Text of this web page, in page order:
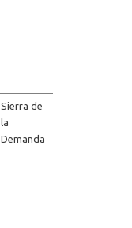
Sierra de
la
Demanda